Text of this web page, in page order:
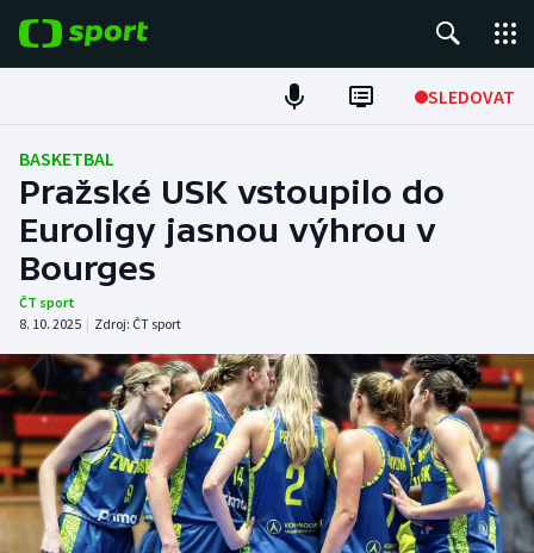
SLEDOVAT
Fotbal
Hokej
Tenis
Atletika
Cyklistika
DALŠÍ SPORTY
Americký fotbal
NEPŘEHLÉDNĚTE
BASKETBAL
Pražské USK vstoupilo do
Euroligy jasnou výhrou v
Bourges
ČT sport
8. 10. 2025 | Zdroj: ČT sport